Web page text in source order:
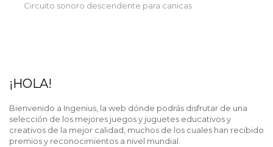
Circuito sonoro descendente para canicas
¡HOLA!
Bienvenido a Ingenius, la web dónde podrás disfrutar de una
selección de los mejores juegos y juguetes educativos y
creativos de la mejor calidad, muchos de los cuales han recibido
premios y reconocimientos a nivel mundial.